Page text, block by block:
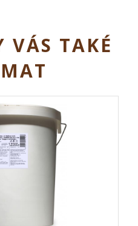
VÁS TAKÉ